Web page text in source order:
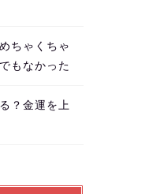
ちゃくちゃ
もなかった
？金運を上